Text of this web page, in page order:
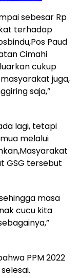
sebesar Rp
terhadap
Paud
Cimahi
cukup
juga,
saja,”
lagi, tetapi
melalui
GSG tersebut
masa
cucu kita
PPM 2022